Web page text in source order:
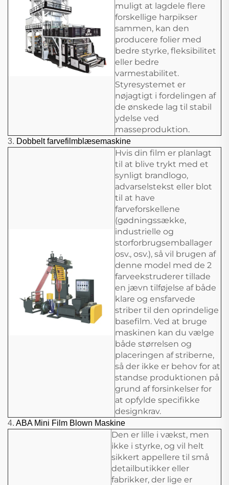
muligt at lagdele flere
forskellige harpikser
sammen, kan den
producere folier med
bedre styrke, fleksibilitet
eller bedre
varmestabilitet.
Styresystemet er
nøjagtigt i fordelingen af
de ønskede lag til stabil
ydelse ved
masseproduktion.
3. Dobbelt farvefilmblæsemaskine
Hvis din film er planlagt
til at blive trykt med et
synligt brandlogo,
advarselstekst eller blot
til at have
farveforskellene
(gødningssække,
industrielle og
storforbrugsemballager
osv., osv.), så vil brugen af
denne model med de 2
farveekstruderer tillade
en jævn tilføjelse af både
klare og ensfarvede
striber til den oprindelige
basefilm. Ved at bruge
maskinen kan du vælge
både størrelsen og
placeringen af striberne,
så der ikke er behov for at
standse produktionen på
grund af forsinkelser for
at opfylde specifikke
designkrav.
4. ABA Mini Film Blown Maskine
Den er lille i vækst, men
ikke i styrke, og vil helt
sikkert appellere til små
detailbutikker eller
fabrikker, der lige er